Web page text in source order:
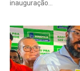
inauguração…